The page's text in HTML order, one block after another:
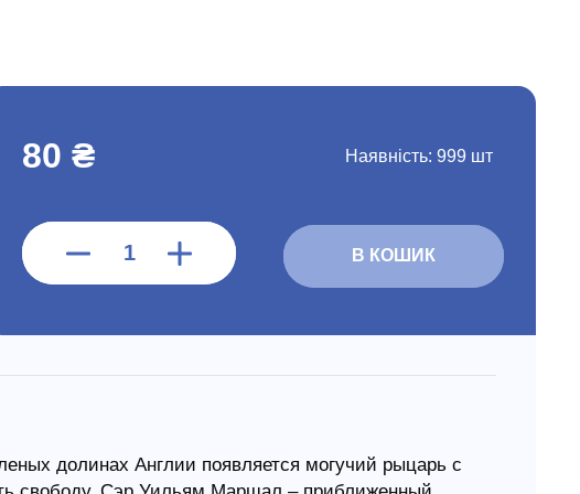
80 ₴ Наявність: 999 шт
В КОШИК
долинах Англии появляется могучий рыцарь с